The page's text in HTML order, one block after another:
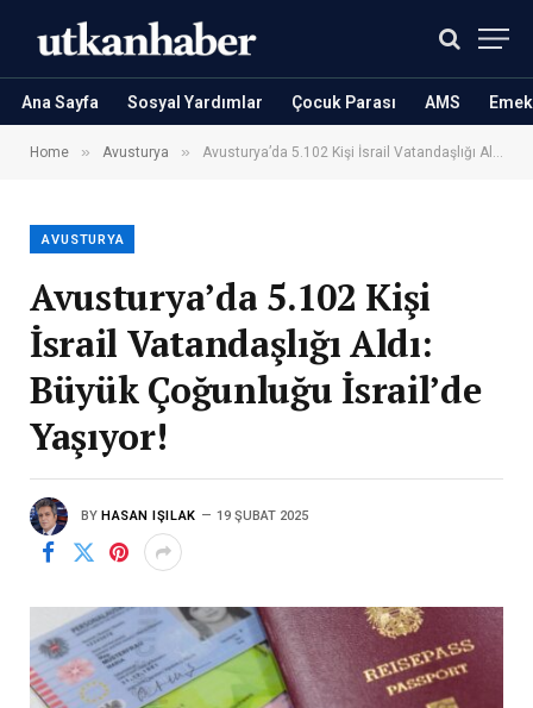
Ana Sayfa Sosyal Yardımlar Çocuk Parası AMS
Home » Avusturya » Avusturya’da 5.102 Kişi İsrail Vatandaşlığı Aldı: Büyük Çoğunluğu İsrail’de Yaşıyor!
AVUSTURYA
Avusturya’da 5.102 Kişi
İsrail Vatandaşlığı Aldı:
Büyük Çoğunluğu İsrail’de
Yaşıyor!
BY HASAN IŞILAK 19 ŞUBAT 2025